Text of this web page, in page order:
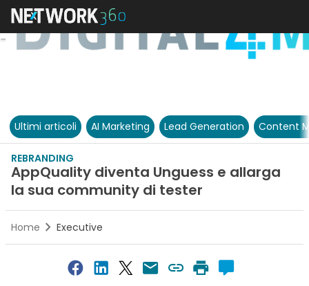
Ultimi articoli AI Marketing Lead Generation Content
REBRANDING
AppQuality diventa Unguess e allarga
la sua community di tester
Home Executive